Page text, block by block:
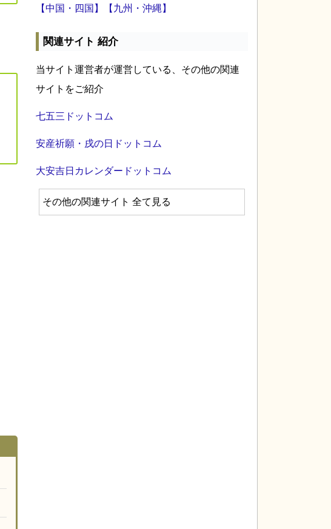
【中国・四国】
【九州・沖縄】
関連サイト 紹介
当サイト運営者が運営している、その他の関連
サイトをご紹介
七五三ドットコム
安産祈願・戌の日ドットコム
大安吉日カレンダードットコム
その他の関連サイト 全て見る